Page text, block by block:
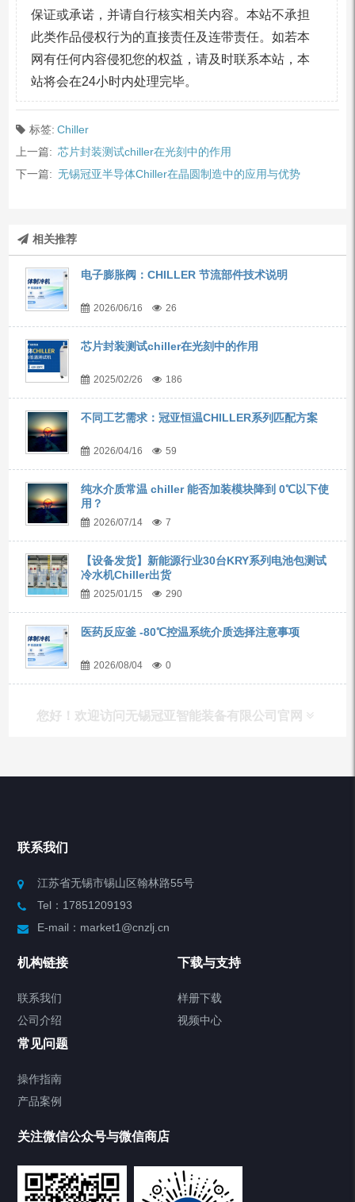
保证或承诺，并请自行核实相关内容。本站不承担
此类作品侵权行为的直接责任及连带责任。如若本
网有任何内容侵犯您的权益，请及时联系本站，本
站将会在24小时内处理完毕。
标签: Chiller
上一篇: 芯片封装测试chiller在光刻中的作用
下一篇: 无锡冠亚半导体Chiller在晶圆制造中的应用与优势
相关推荐
电子膨胀阀：CHILLER 节流部件技术说明
2026/06/16 26
芯片封装测试chiller在光刻中的作用
2025/02/26 186
不同工艺需求：冠亚恒温CHILLER系列匹配方案
2026/04/16 59
纯水介质常温 chiller 能否加装模块降到 0℃以下使
用？
2026/07/14 7
【设备发货】新能源行业30台KRY系列电池包测试
冷水机Chiller出货
2025/01/15 290
医药反应釜 -80℃控温系统介质选择注意事项
2026/08/04 0
您好！欢迎访问无锡冠亚智能装备有限公司官网
产品列表
制冷加热动态控温系统
Chiller直冷控温机组
Heating Circulator加热循环器
Freezer低温箱
联系我们
江苏省无锡市锡山区翰林路55号
Tel：17851209193
E-mail：market1@cnzlj.cn
机构链接
联系我们
公司介绍
下载与支持
样册下载
视频中心
常见问题
操作指南
产品案例
关注微信公众号与微信商店